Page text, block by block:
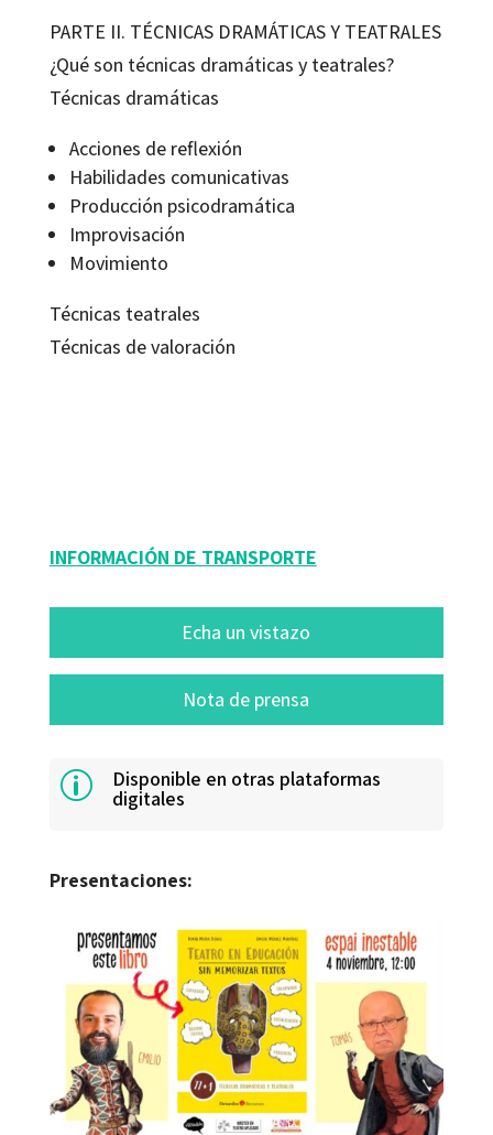
PARTE II. TÉCNICAS DRAMÁTICAS Y TEATRALES
¿Qué son técnicas dramáticas y teatrales?
Técnicas dramáticas
Acciones de reflexión
Habilidades comunicativas
Producción psicodramática
Improvisación
Movimiento
Técnicas teatrales
Técnicas de valoración
INFORMACIÓN DE TRANSPORTE
Echa un vistazo
Nota de prensa
p Disponible en otras plataformas
digitales
Presentaciones: